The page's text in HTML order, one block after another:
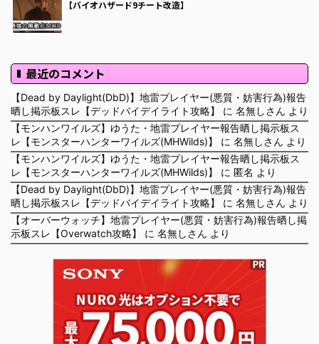
【バイオハザード9チート改造】
最近のコメント
【Dead by Daylight(DbD)】地雷プレイヤー(悪質・妨害行為)報告
晒し掲示板スレ【デッドバイデイライト攻略】
に 名無しさん より
【モンハンワイルズ】ゆうた・地雷プレイヤー報告晒し掲示板ス
レ【モンスターハンターワイルズ(MHWilds)】
に 名無しさん より
【モンハンワイルズ】ゆうた・地雷プレイヤー報告晒し掲示板ス
レ【モンスターハンターワイルズ(MHWilds)】
に 匿名 より
【Dead by Daylight(DbD)】地雷プレイヤー(悪質・妨害行為)報告
晒し掲示板スレ【デッドバイデイライト攻略】
に 名無しさん より
【オーバーウォッチ】地雷プレイヤー(悪質・妨害行為)報告晒し掲
示板スレ【Overwatch攻略】
に 名無しさん より